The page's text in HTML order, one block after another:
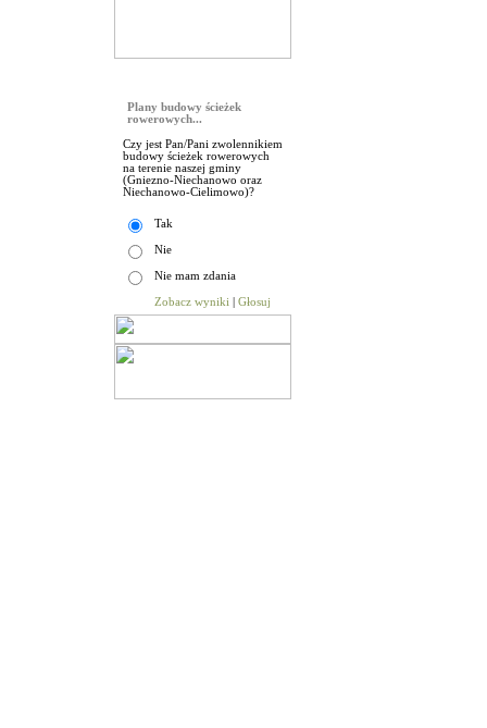
Plany budowy ścieżek
rowerowych...
Czy jest Pan/Pani zwolennikiem
budowy ścieżek rowerowych
na terenie naszej gminy
(Gniezno-Niechanowo oraz
Niechanowo-Cielimowo)?
Tak
Nie
Nie mam zdania
Zobacz wyniki Głosuj